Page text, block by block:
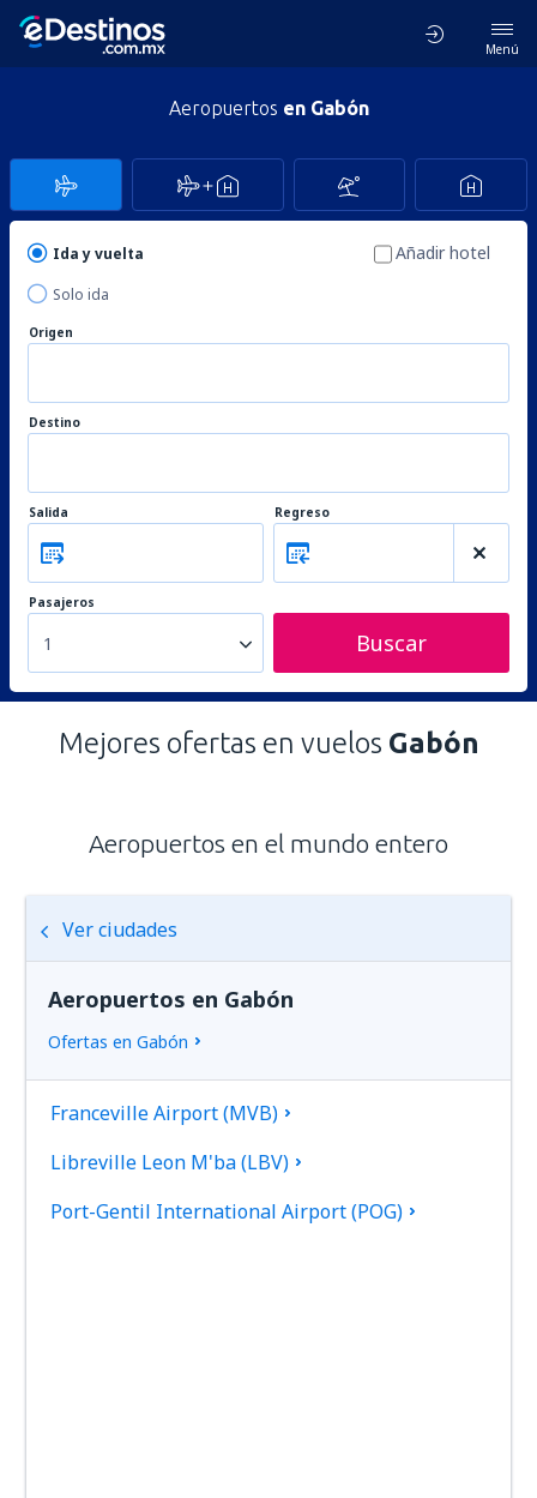
Menú
Aeropuertos en Gabón
Ida y vuelta
Solo ida
Añadir hotel
Origen
Destino
Salida Regreso
Pasajeros
1 Buscar
Mejores ofertas en vuelos Gabón
Aeropuertos en el mundo entero
Ver ciudades
Aeropuertos en Gabón
Ofertas en Gabón
Franceville Airport (MVB)
Libreville Leon M'ba (LBV)
Port-Gentil International Airport (POG)